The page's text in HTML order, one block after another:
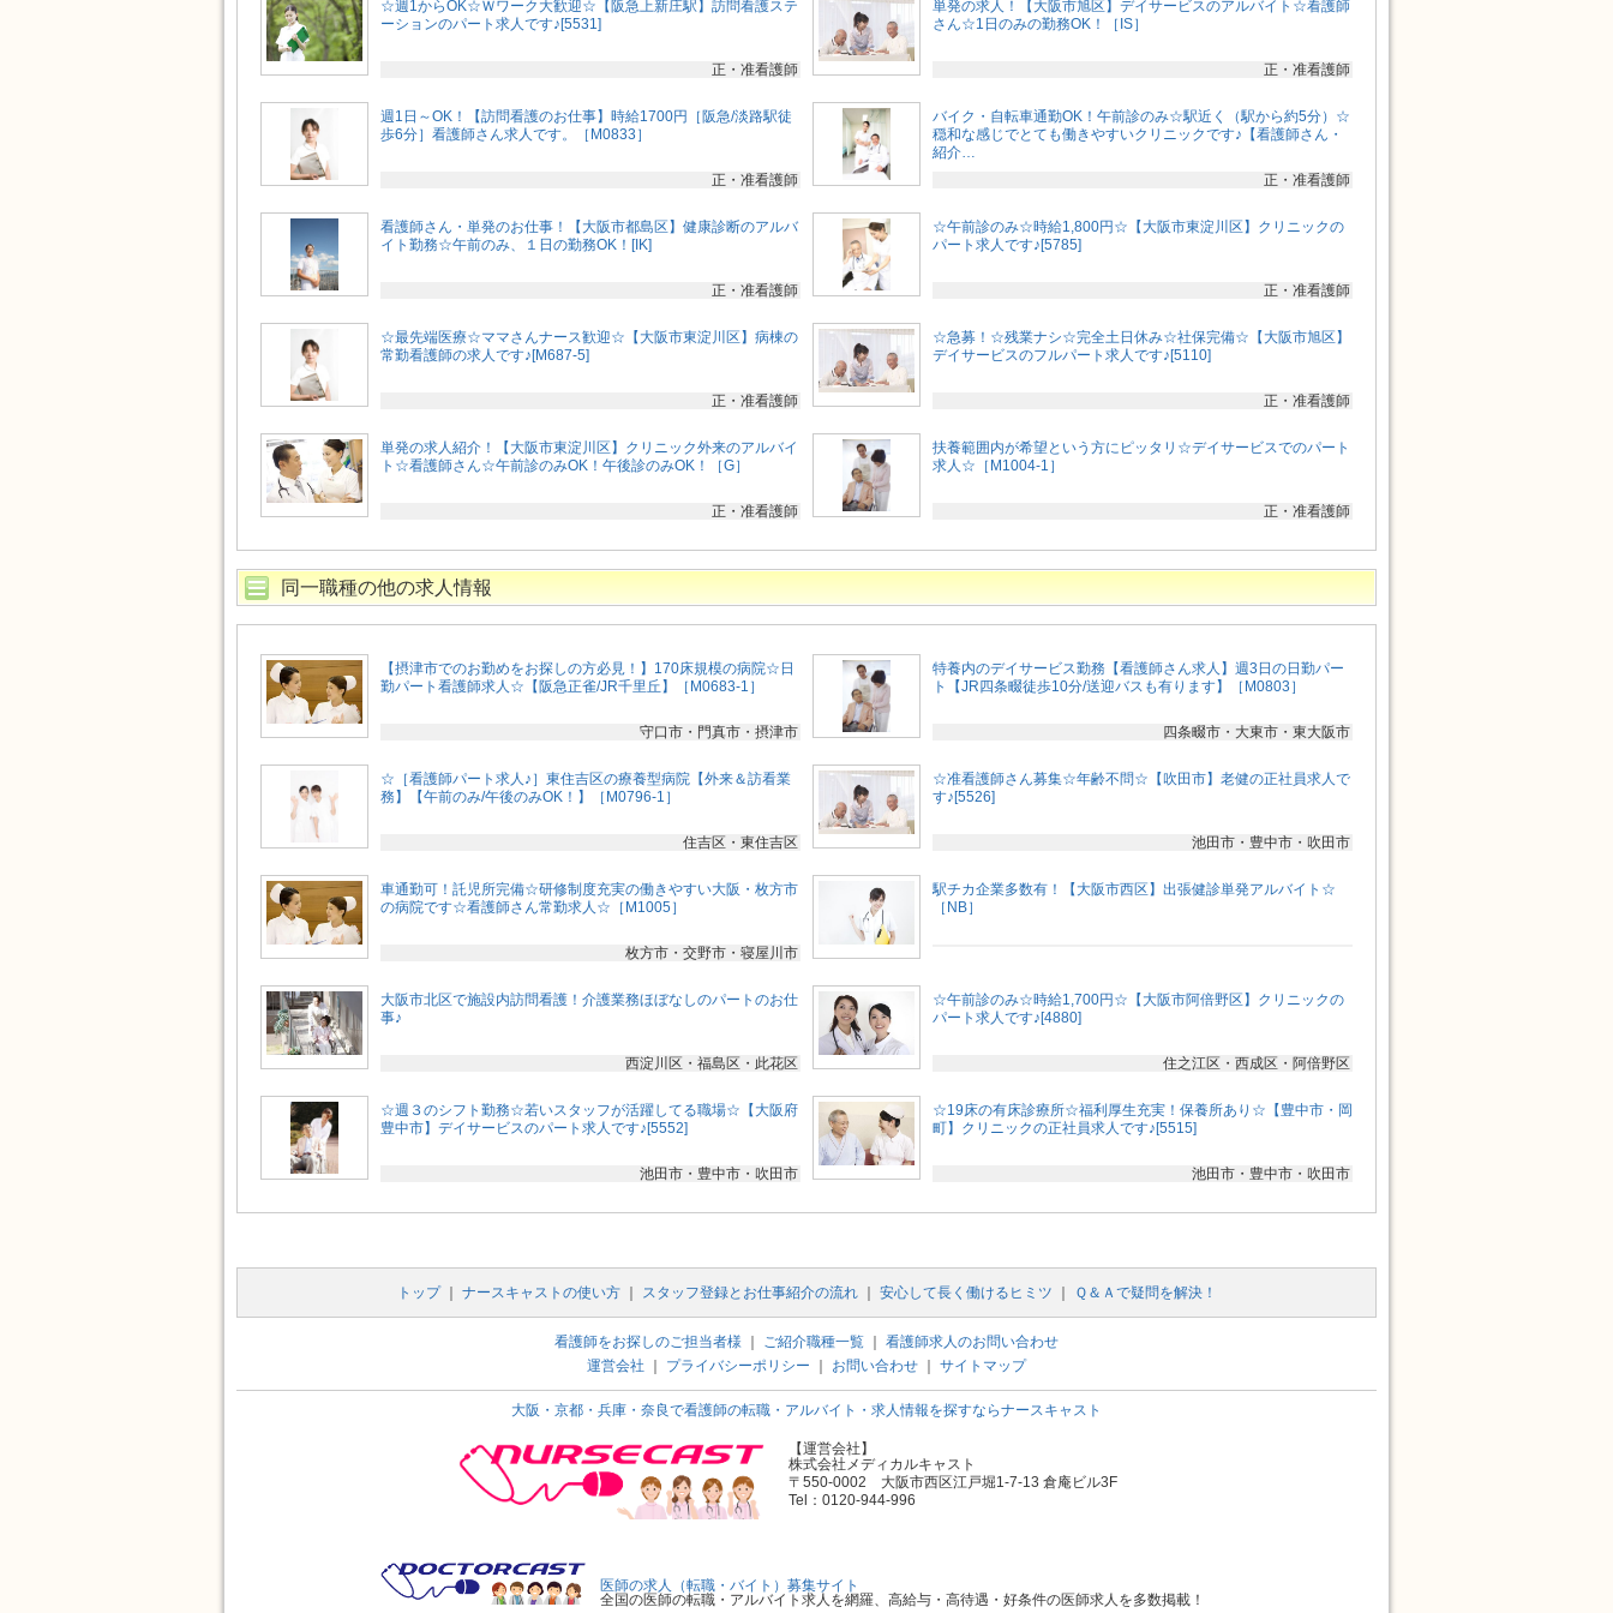
☆週1からOK☆Ｗワーク大歓迎☆【阪急上新庄駅】訪問看護ステ
ーションのパート求人です♪[5531]
正・准看護師
単発の求人！【大阪市旭区】デイサービスのアルバイト☆看護師
さん☆1日のみの勤務OK！［IS］
正・准看護師
週1日～OK！【訪問看護のお仕事】時給1700円［阪急/淡路駅徒
歩6分］看護師さん求人です。［M0833］
正・准看護師
バイク・自転車通勤OK！午前診のみ☆駅近く（駅から約5分）☆
穏和な感じでとても働きやすいクリニックです♪【看護師さん・
紹介…
正・准看護師
看護師さん・単発のお仕事！【大阪市都島区】健康診断のアルバ
イト勤務☆午前のみ、１日の勤務OK！[IK]
正・准看護師
☆午前診のみ☆時給1,800円☆【大阪市東淀川区】クリニックの
パート求人です♪[5785]
正・准看護師
☆最先端医療☆ママさんナース歓迎☆【大阪市東淀川区】病棟の
常勤看護師の求人です♪[M687-5]
正・准看護師
☆急募！☆残業ナシ☆完全土日休み☆社保完備☆【大阪市旭区】
デイサービスのフルパート求人です♪[5110]
正・准看護師
単発の求人紹介！【大阪市東淀川区】クリニック外来のアルバイ
ト☆看護師さん☆午前診のみOK！午後診のみOK！［G］
正・准看護師
扶養範囲内が希望という方にピッタリ☆デイサービスでのパート
求人☆［M1004-1］
正・准看護師
同一職種の他の求人情報
【摂津市でのお勤めをお探しの方必見！】170床規模の病院☆日
勤パート看護師求人☆【阪急正雀/JR千里丘】［M0683-1］
守口市・門真市・摂津市
特養内のデイサービス勤務【看護師さん求人】週3日の日勤パー
ト【JR四条畷徒歩10分/送迎バスも有ります】［M0803］
四条畷市・大東市・東大阪市
☆［看護師パート求人♪］東住吉区の療養型病院【外来＆訪看業
務】【午前のみ/午後のみOK！】［M0796-1］
住吉区・東住吉区
☆准看護師さん募集☆年齢不問☆【吹田市】老健の正社員求人で
す♪[5526]
池田市・豊中市・吹田市
車通勤可！託児所完備☆研修制度充実の働きやすい大阪・枚方市
の病院です☆看護師さん常勤求人☆［M1005］
枚方市・交野市・寝屋川市
駅チカ企業多数有！【大阪市西区】出張健診単発アルバイト☆
［NB］
大阪市北区で施設内訪問看護！介護業務ほぼなしのパートのお仕
事♪
西淀川区・福島区・此花区
☆午前診のみ☆時給1,700円☆【大阪市阿倍野区】クリニックの
パート求人です♪[4880]
住之江区・西成区・阿倍野区
☆週３のシフト勤務☆若いスタッフが活躍してる職場☆【大阪府
豊中市】デイサービスのパート求人です♪[5552]
池田市・豊中市・吹田市
☆19床の有床診療所☆福利厚生充実！保養所あり☆【豊中市・岡
町】クリニックの正社員求人です♪[5515]
池田市・豊中市・吹田市
トップ｜ ナースキャストの使い方｜ スタッフ登録とお仕事紹介の流れ｜ 安心して長く働けるヒミツ Ｑ＆Ａで疑問を解決！
看護師をお探しのご担当者様 ご紹介職種一覧
看護師求人のお問い合わせ
運営会社
プライバシーポリシー お問い合わせ サイトマップ
大阪・京都・兵庫・奈良で看護師の転職・アルバイト・求人情報を探すならナースキャスト
【運営会社】
株式会社メディカルキャスト
〒550-0002 大阪市西区江戸堀1-7-13 倉庵ビル3F
Tel：0120-944-996
医師の求人（転職・バイト）募集サイト
全国の医師の転職・アルバイト求人を網羅、高給与・高待遇・好条件の医師求人を多数掲載！